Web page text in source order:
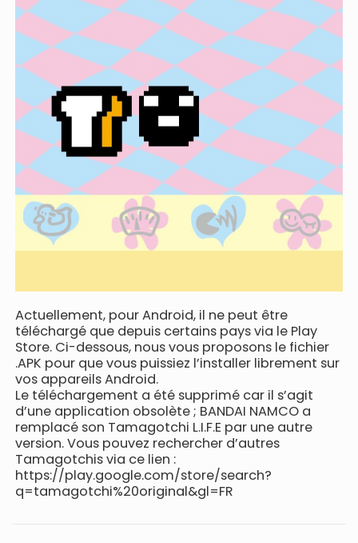
Actuellement, pour Android, il ne peut être
téléchargé que depuis certains pays via le Play
Store. Ci-dessous, nous vous proposons le fichier
.APK pour que vous puissiez l’installer librement sur
vos appareils Android.
Le téléchargement a été supprimé car il s’agit
d’une application obsolète ; BANDAI NAMCO a
remplacé son Tamagotchi L.I.F.E par une autre
version. Vous pouvez rechercher d’autres
Tamagotchis via ce lien :
https://play.google.com/store/search?
q=tamagotchi%20original&gl=FR